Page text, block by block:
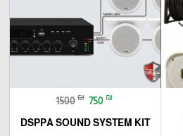
1500 ₪ 750 ₪
DSPPA SOUND SYSTEM KIT